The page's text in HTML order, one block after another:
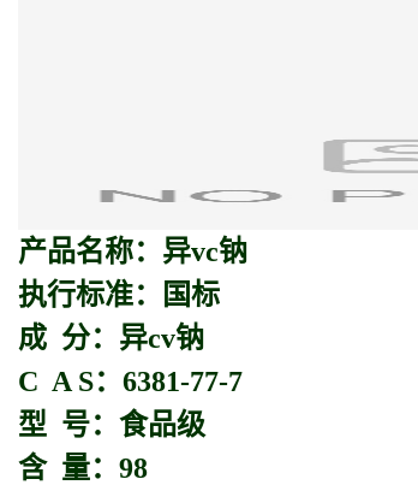
产品名称：异vc钠
执行标准：国标
成 分：异cv钠
C A S：6381-77-7
型 号：食品级
含 量：98